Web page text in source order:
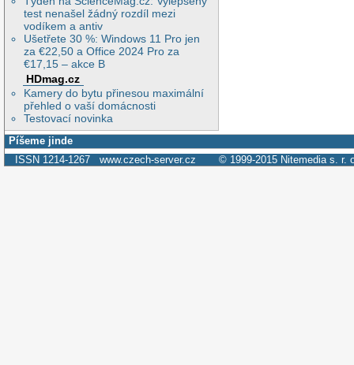
test nenašel žádný rozdíl mezi
vodíkem a antiv
Ušetřete 30 %: Windows 11 Pro jen
za €22,50 a Office 2024 Pro za
€17,15 – akce B
HDmag.cz
Kamery do bytu přinesou maximální
přehled o vaší domácnosti
Testovací novinka
Píšeme jinde
ISSN 1214-1267 www.czech-server.cz © 1999-2015 Nitemedia s. r.